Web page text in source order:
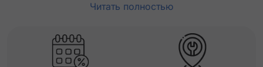
Читать полностью